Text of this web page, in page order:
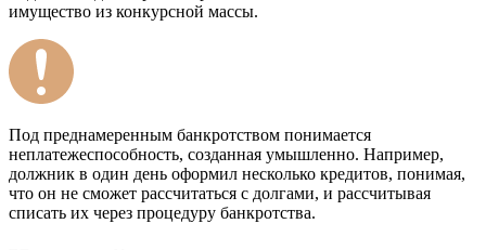
имущество из конкурсной массы.
Под преднамеренным банкротством понимается
неплатежеспособность, созданная умышленно. Например,
должник в один день оформил несколько кредитов, понимая,
что он не сможет рассчитаться с долгами, и рассчитывая
списать их через процедуру банкротства.